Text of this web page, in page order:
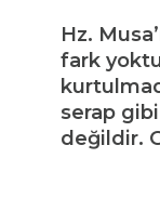
Hz.
fark
serap
değildir.